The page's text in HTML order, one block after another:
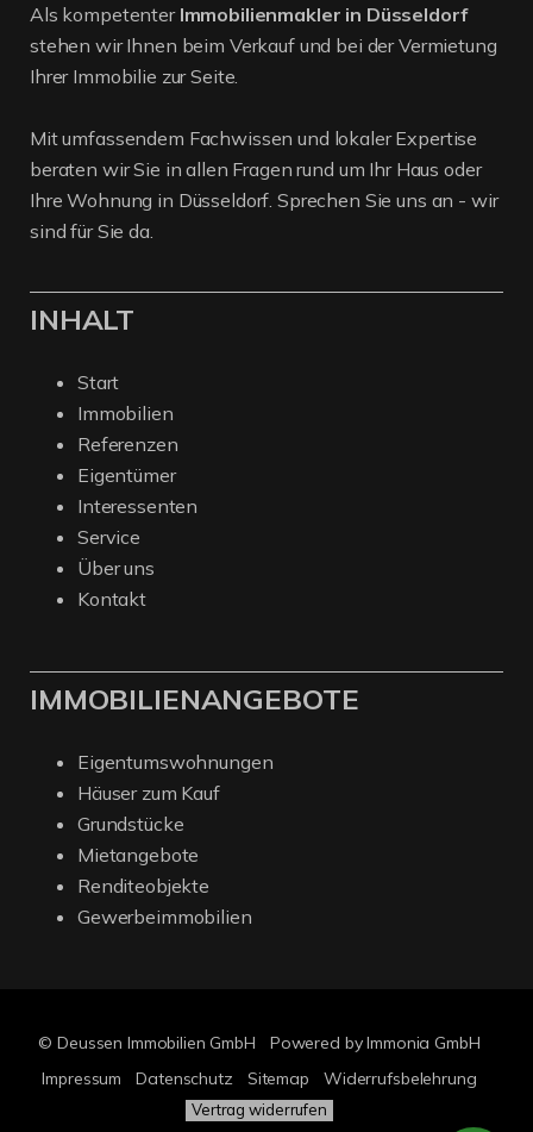
Als kompetenter Immobilienmakler in Düsseldorf
stehen wir Ihnen beim Verkauf und bei der Vermietung
Ihrer Immobilie zur Seite.
Mit umfassendem Fachwissen und lokaler Expertise
beraten wir Sie in allen Fragen rund um Ihr Haus oder
Ihre Wohnung in Düsseldorf. Sprechen Sie uns an - wir
sind für Sie da.
INHALT
Start
Immobilien
Referenzen
Eigentümer
Interessenten
Service
Über uns
Kontakt
IMMOBILIENANGEBOTE
Eigentumswohnungen
Häuser zum Kauf
Grundstücke
Mietangebote
Renditeobjekte
Gewerbeimmobilien
© Deussen Immobilien GmbH
Powered by Immonia GmbH
Impressum
Datenschutz Sitemap Widerrufsbelehrung
Vertrag widerrufen